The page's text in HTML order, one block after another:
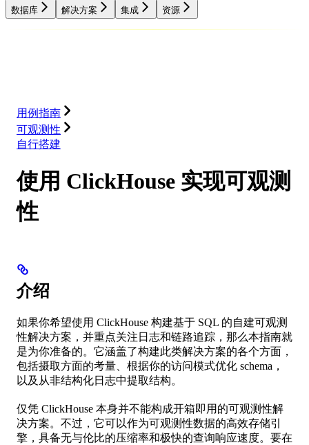
数据库 解决方案 集成 资源
用例指南
可观测性
自行搭建
使用 ClickHouse 实现可观测
性
介绍
如果你希望使用 ClickHouse 构建基于 SQL 的自建可观测
性解决方案，并重点关注日志和链路追踪，那么本指南就
是为你准备的。它涵盖了构建此类解决方案的各个方面，
包括摄取方面的考量、根据你的访问模式优化 schema，
以及从非结构化日志中提取结构。
仅凭 ClickHouse 本身并不能构成开箱即用的可观测性解
决方案。不过，它可以作为可观测性数据的高效存储引
擎，具备无与伦比的压缩率和极快的查询响应速度。要在